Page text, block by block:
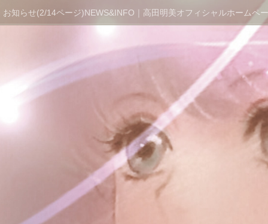
お知らせ(2/14ページ)NEWS&INFO｜高田明美オフィシャルホームペ